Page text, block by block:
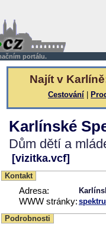
portálu.
Najít v
Cestování
Karlínské
Dům dětí a
[vizitka.vcf]
Kontakt
Adresa:
WWW stránky:
Podrobnosti